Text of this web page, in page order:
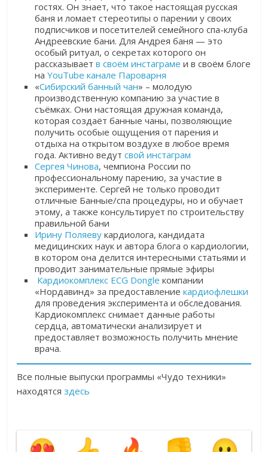
гостях. Он знает, что такое настоящая русская
баня и ломает стереотипы о парении у своих
подписчиков и посетителей семейного спа-клуба
Андреевские бани. Для Андрея баня — это
особый ритуал, о секретах которого он
рассказываетв своём инстаграме и в своём блоге
наYouTube канале Пароварня
«Сибирский банный чан» – молодую
производственную компанию за участие в
съёмках. Они настоящая дружная команда,
которая создаёт банные чаны, позволяющие
получить особые ощущения от парения и
отдыха на открытом воздухе в любое время
года. Активно ведутсвой инстаграм
Сергея Чинова, чемпиона России по
профессиональному парению, за участие в
эксперименте.Сергей не только проводит
отличные Банные/спа процедуры, но и обучает
этому, а также консультирует по строительству
правильной бани
Ирину Поляеву кардиолога, кандидата
медицинских наук и автора блога о кардиологии,
в котором она делится интересными статьями и
проводит занимательные прямые эфиры
Кардиокомплекс ECG Dongle компании
«Нордавинд» за предоставлениекардиофлешки
для проведения эксперимента и обследования.
Кардиокомплекс снимает данные работы
сердца, автоматически анализирует и
предоставляет возможность получить мнение
врача.
Все полные выпуски программы «Чудо техники»
находятсяздесь